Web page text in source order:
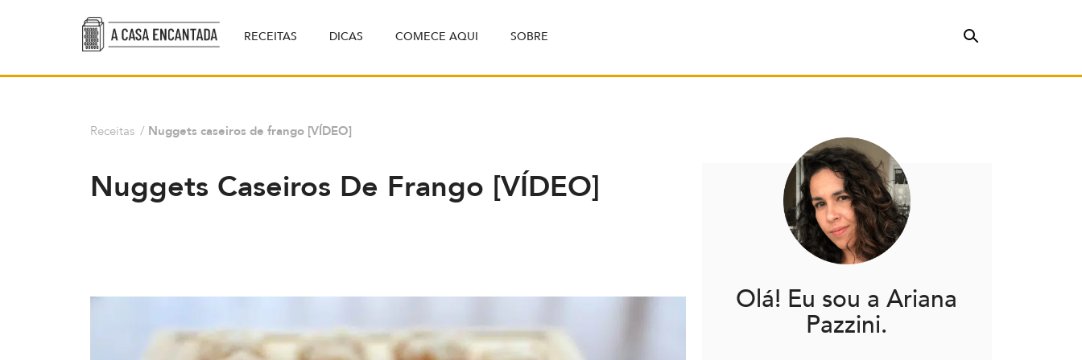
RECEITAS DICAS COMECE AQUI SOBRE
Receitas / Nuggets caseiros de frango [VÍDEO]
Nuggets Caseiros De Frango [VÍDEO]
Olá! Eu sou a Ariana
Pazzini.